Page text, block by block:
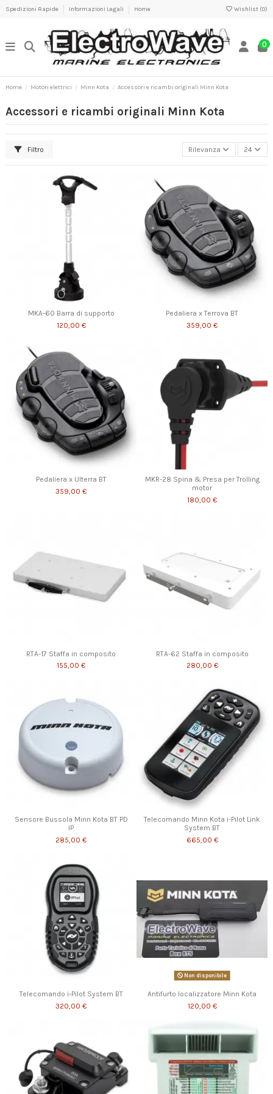
Spedizioni Rapide Informazioni Legali Home Wishlist (0)
0
Home Motori elettrici Minn Kota Accessori e ricambi originali Minn Kota
Accessori e ricambi originali Minn Kota
Filtro Rilevanza 24
MKA-60 Barra di supporto
120,00 €
Pedaliera x Terrova BT
359,00 €
Pedaliera x Ulterra BT
359,00 €
MKR-28 Spina & Presa per Trolling
motor
180,00 €
RTA-17 Staffa in composito
155,00 €
RTA-62 Staffa in composito
280,00 €
Sensore Bussola Minn Kota BT PD
IP
285,00 €
Telecomando Minn Kota i-Pilot Link
System BT
665,00 €
Telecomando i-Pilot System BT
320,00 €
Non disponibile
Antifurto localizzatore Minn Kota
120,00 €